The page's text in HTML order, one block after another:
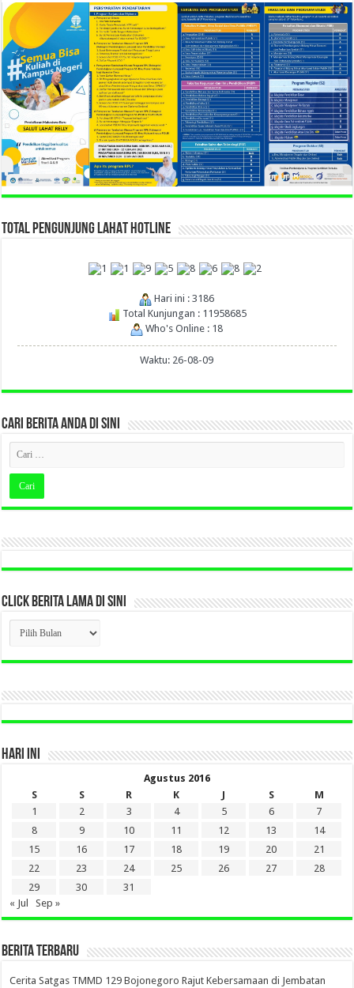
TOTAL PENGUNJUNG LAHAT HOTLINE
Hari ini : 3186
Total Kunjungan : 11958685
Who's Online : 18
Waktu: 26-08-09
CARI BERITA ANDA DI SINI
CLICK BERITA LAMA DI SINI
CLICK
BERITA
LAMA
DI
HARI INI
Agustus 2016
S
S R K J S
M
1
2 3 4 5 6
7
8
9 10 11 12 13
14
15
16 17 18 19 20
21
22
23 24 25 26 27
28
29
30
31
« Jul
Sep »
BERITA TERBARU
Cerita Satgas TMMD 129 Bojonegoro Rajut Kebersamaan di Jembatan